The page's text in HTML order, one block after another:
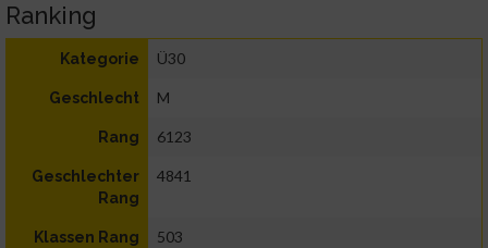
Ranking
Kategorie Ü30
Geschlecht M
Rang 6123
Geschlechter
Rang
4841
Klassen Rang 503